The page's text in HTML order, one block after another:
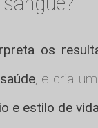
os
, e cria um
e estilo de